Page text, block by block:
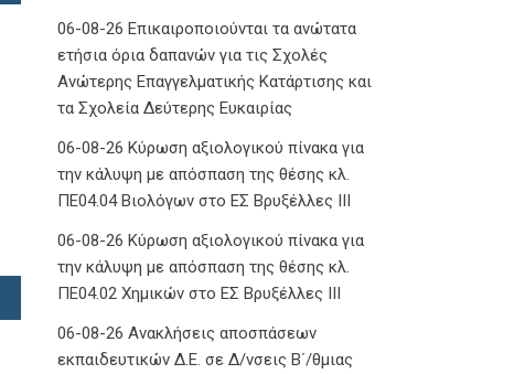
06-08-26 Επικαιροποιούνται τα ανώτατα
ετήσια όρια δαπανών για τις Σχολές
Ανώτερης Επαγγελματικής Κατάρτισης και
τα Σχολεία Δεύτερης Ευκαιρίας
06-08-26 Κύρωση αξιολογικού πίνακα για
την κάλυψη με απόσπαση της θέσης κλ.
ΠΕ04.04 Βιολόγων στο ΕΣ Βρυξέλλες ΙΙΙ
06-08-26 Κύρωση αξιολογικού πίνακα για
την κάλυψη με απόσπαση της θέσης κλ.
ΠΕ04.02 Χημικών στο ΕΣ Βρυξέλλες ΙΙΙ
06-08-26 Ανακλήσεις αποσπάσεων
εκπαιδευτικών Δ.Ε. σε Δ/νσεις Β΄/θμιας